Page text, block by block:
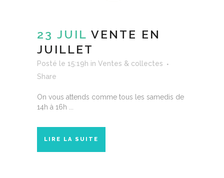
23 JUIL VENTE EN
JUILLET
Posté le 15:19h in Ventes & collectes
Share
On vous attends comme tous les samedis de
14h à 16h ...
LIRE LA SUITE